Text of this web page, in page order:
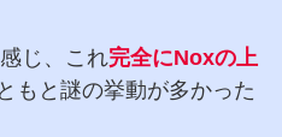
じ、これ完全にNoxの上
もと謎の挙動が多かった